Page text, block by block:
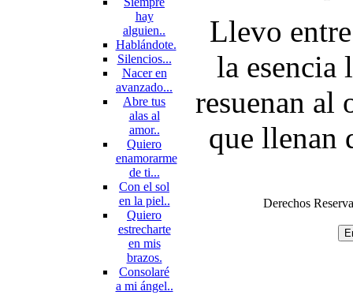
hay
alguien..
Hablándote.
Silencios...
Nacer en
avanzado...
Abre tus
alas al
amor..
Quiero
enamorarme
de ti...
Con el sol
en la piel..
Quiero
estrecharte
en mis
brazos.
Consolaré
a mi ángel..
Llevo
la esencia
resuenan al
que llenan
Derechos